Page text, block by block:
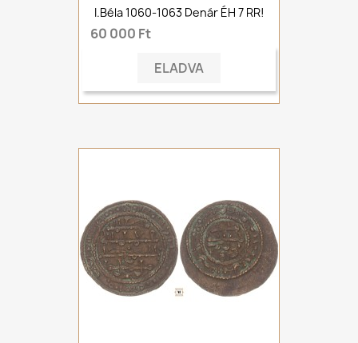
I.Béla 1060-1063 Denár ÉH 7 RR!
60 000 Ft
ELADVA